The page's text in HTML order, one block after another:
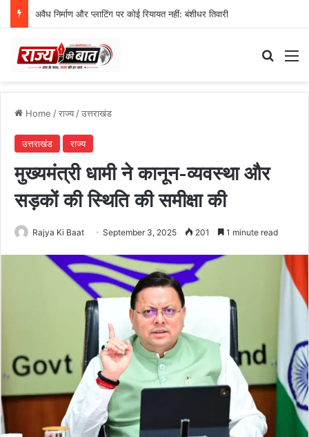
अवैध निर्माण और प्लाटिंग पर कोई रियायत नहीं: बंशीधर तिवारी
Home /राज्य/उत्तराखंड
उत्तराखंड राज्य
मुख्यमंत्री धामी ने कानून-व्यवस्था और
सड़कों की स्थिति की समीक्षा की
Rajya Ki Baat September 3, 2025 201 1 minute read